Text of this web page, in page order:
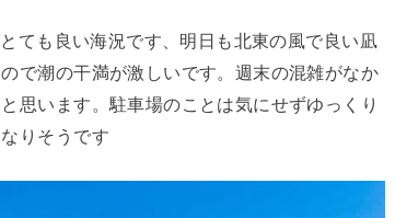
ても良い海況です、明日も北東の風で良い凪
で潮の干満が激しいです。週末の混雑がなか
思います。駐車場のことは気にせずゆっくり
りそうです